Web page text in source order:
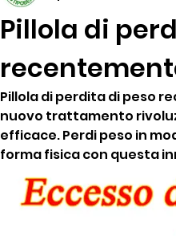
Pillola di
Pillola di perdita di peso
nuovo trattamento
efficace. Perdi peso in
forma fisica con questa